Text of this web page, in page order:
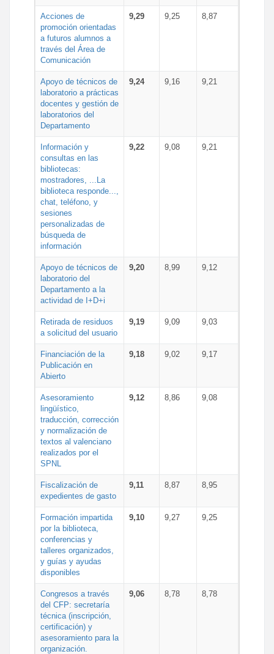
Acciones de
promoción orientadas
a futuros alumnos a
través del Área de
Comunicación
9,29 9,25 8,87
Apoyo de técnicos de
laboratorio a prácticas
docentes y gestión de
laboratorios del
Departamento
9,24 9,16 9,21
Información y
consultas en las
bibliotecas:
mostradores, ...La
biblioteca responde...,
chat, teléfono, y
sesiones
personalizadas de
búsqueda de
información
9,22 9,08 9,21
Apoyo de técnicos de
laboratorio del
Departamento a la
actividad de I+D+i
9,20 8,99 9,12
Retirada de residuos
a solicitud del usuario
9,19 9,09 9,03
Financiación de la
Publicación en
Abierto
9,18 9,02 9,17
Asesoramiento
lingüístico,
traducción, corrección
y normalización de
textos al valenciano
realizados por el
SPNL
9,12 8,86 9,08
Fiscalización de
expedientes de gasto
9,11 8,87 8,95
Formación impartida
por la biblioteca,
conferencias y
talleres organizados,
y guías y ayudas
disponibles
9,10 9,27 9,25
Congresos a través
del CFP: secretaría
técnica (inscripción,
certificación) y
asesoramiento para la
organización.
9,06 8,78 8,78